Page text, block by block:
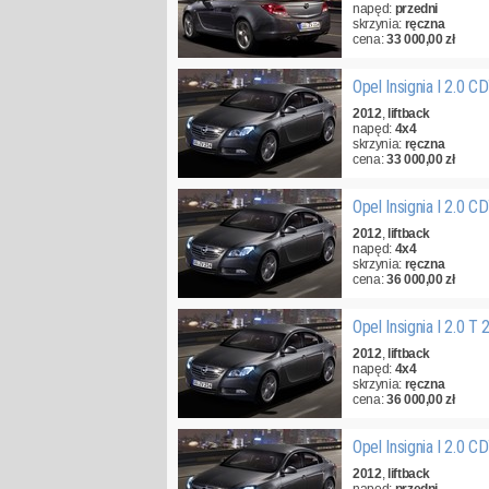
napęd: przedni
skrzynia: ręczna
cena:33 000,00 zł
Opel Insignia I 2.0
2012, liftback
napęd: 4x4
skrzynia: ręczna
cena:33 000,00 zł
Opel Insignia I 2.0
2012, liftback
napęd: 4x4
skrzynia: ręczna
cena:36 000,00 zł
Opel Insignia I 2.0 T
2012, liftback
napęd: 4x4
skrzynia: ręczna
cena:36 000,00 zł
Opel Insignia I 2.0
2012, liftback